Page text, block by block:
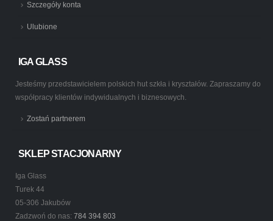
Szczegóły konta
Ulubione
IGA GLASS
Jesteśmy przedstawicielem polskich hut szkła i kryształów. Zapraszamy do
współpracy klientów indywidualnych i biznesowych.
Zostań partnerem
SKLEP STACJONARNY
Iga Glass
Turek 44
05-306 Jakubów
Zadzwoń do nas: 784 394 803